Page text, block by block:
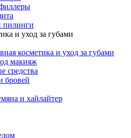
пилинги
и уход за губами
косметика и уход за губами
макияж
средства
бровей
и хайлайтер